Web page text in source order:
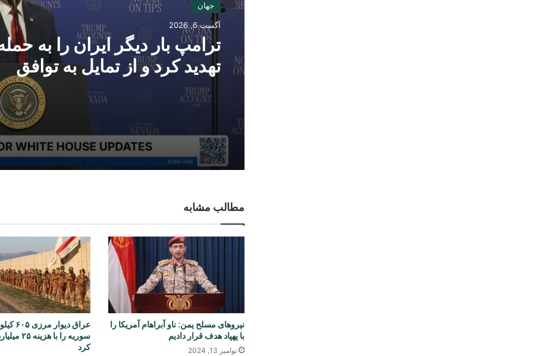
جهان
آگست 6, 2026
ترامپ بار دیگر ایران را به
تهدید کرد و از تمایل به توافق
سخن گفت
مطالب مشابه
نیروهای مسلح یمن: ناو آبراهام آمریکا را
با پهپاد هدف قرار دادیم
نوامبر 13, 2024
عراق
سوریه را با
کرد